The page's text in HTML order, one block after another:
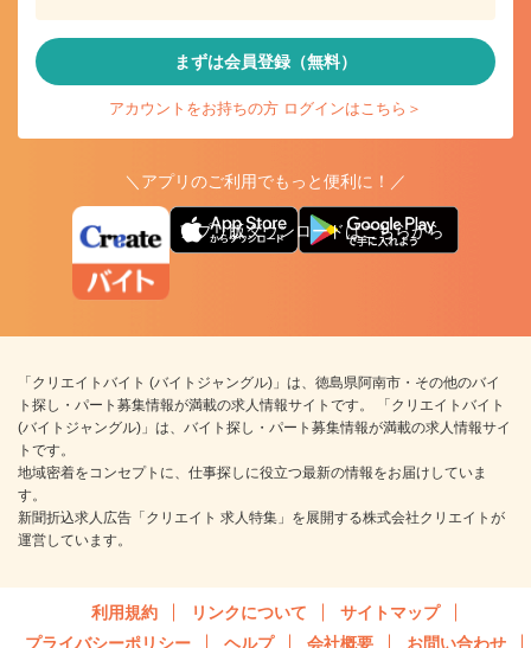
まずは会員登録（無料）
アカウントをお持ちの方 ログインはこちら＞
＼アプリのご利用でもっと便利に！／
アプリ版ダウンロードはこちらから
「クリエイトバイト (バイトジャングル)」は、徳島県阿南市・その他のバイ
ト探し・パート募集情報が満載の求人情報サイトです。 「クリエイトバイト
(バイトジャングル)」は、バイト探し・パート募集情報が満載の求人情報サイ
トです。
地域密着をコンセプトに、仕事探しに役立つ最新の情報をお届けしていま
す。
新聞折込求人広告「クリエイト 求人特集」を展開する株式会社クリエイトが
運営しています。
利用規約 リンクについて
サイトマップ
プライバシーポリシー
ヘルプ 会社概要 お問い合わせ